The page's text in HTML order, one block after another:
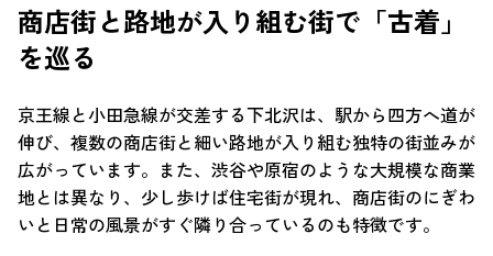
商店街と路地が入り組む街で「古着」
を巡る
京王線と小田急線が交差する下北沢は、駅から四方へ道が
伸び、複数の商店街と細い路地が入り組む独特の街並みが
広がっています。また、渋谷や原宿のような大規模な商業
地とは異なり、少し歩けば住宅街が現れ、商店街のにぎわ
いと日常の風景がすぐ隣り合っているのも特徴です。